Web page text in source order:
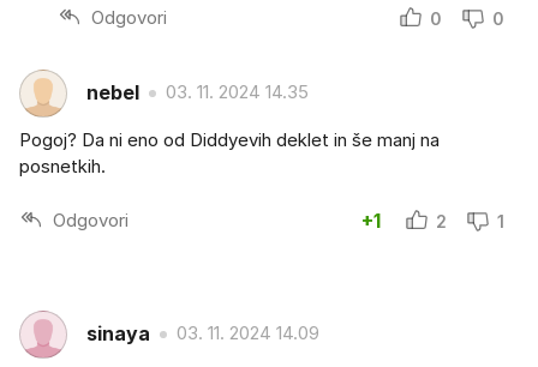
Odgovori 0 0
nebel 03. 11. 2024 14.35
Pogoj? Da ni eno od Diddyevih deklet in še manj na
posnetkih.
Odgovori +1 2 1
sinaya 03. 11. 2024 14.09